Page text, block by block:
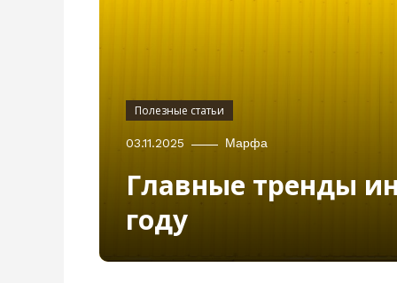
Полезные статьи
03.11.2025 Марфа
Главные тренды
году